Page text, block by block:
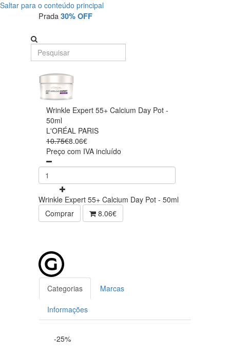
Saltar para o conteúdo principal
Prada30% OFF
Wrinkle Expert 55+ Calcium Day Pot -
50ml
L'ORÉAL PARIS
10.75€8.06€
Preço com IVA incluído
Wrinkle Expert 55+ Calcium Day Pot - 50ml
Comprar
8.06€
Categorias Marcas
Informações
-25%